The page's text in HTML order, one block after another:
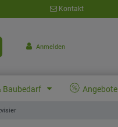
Kontakt
Anmelden
Baubedarf Angebote